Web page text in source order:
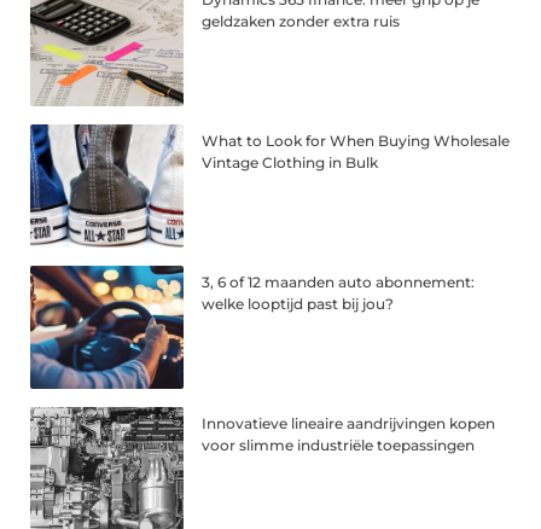
geldzaken zonder extra ruis
What to Look for When Buying Wholesale
Vintage Clothing in Bulk
3, 6 of 12 maanden auto abonnement:
welke looptijd past bij jou?
Innovatieve lineaire aandrijvingen kopen
voor slimme industriële toepassingen